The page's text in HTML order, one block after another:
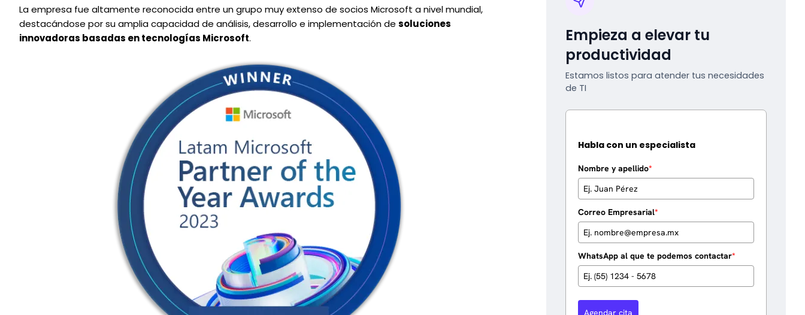
La empresa fue altamente reconocida entre un grupo muy extenso de socios Microsoft a nivel mundial,
destacándose por su amplia capacidad de análisis, desarrollo e implementación de soluciones
innovadoras basadas en tecnologías Microsoft.
Empieza a elevar tu
productividad
Estamos listos para atender tus necesidades
de TI
Habla con un especialista
Nombre y apellido*
Correo Empresarial*
WhatsApp al que te podemos contactar*
Agendar cita